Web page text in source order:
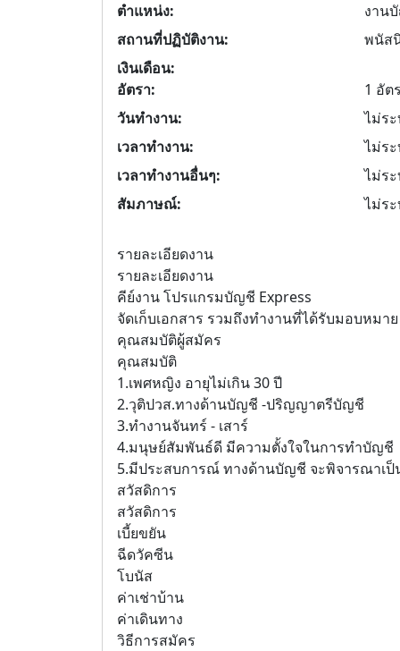
ตำแหน่ง:
งาน
สถานที่ปฏิบัติงาน:
พนัส
เงินเดือน:
อัตรา:
1 อัต
วันทำงาน:
ไม่ร
เวลาทำงาน:
ไม่ร
เวลาทำงานอื่นๆ:
ไม่ร
สัมภาษณ์:
ไม่ร
รายละเอียดงาน
รายละเอียดงาน
คีย์งาน โปรแกรมบัญชี Express
จัดเก็บเอกสาร รวมถึงทำงานที่ได้รับมอบหมาย
คุณสมบัติผู้สมัคร
คุณสมบัติ
1.เพศหญิง อายุไม่เกิน 30 ปี
2.วุติปวส.ทางด้านบัญชี -ปริญญาตรีบัญชี
3.ทำงานจันทร์ - เสาร์
4.มนุษย์สัมพันธ์ดี มีความตั้งใจในการทำบัญชี
5.มีประสบการณ์ ทางด้านบัญชี จะพิจารณาเป็
สวัสดิการ
สวัสดิการ
เบี้ยขยัน
ฉีดวัคซีน
โบนัส
ค่าเช่าบ้าน
ค่าเดินทาง
วิธีการสมัคร